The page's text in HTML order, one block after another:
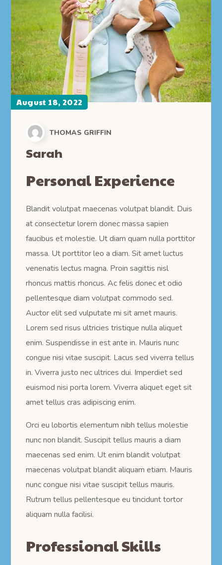
August 18, 2022
THOMAS GRIFFIN
Sarah
Personal Experience
Blandit volutpat maecenas volutpat blandit. Duis
at consectetur lorem donec massa sapien
faucibus et molestie. Ut diam quam nulla porttitor
massa. Ut porttitor leo a diam. Sit amet luctus
venenatis lectus magna. Proin sagittis nisl
rhoncus mattis rhoncus. Ac felis donec et odio
pellentesque diam volutpat commodo sed.
Auctor elit sed vulputate mi sit amet mauris.
Lorem sed risus ultricies tristique nulla aliquet
enim. Suspendisse in est ante in. Mauris nunc
congue nisi vitae suscipit. Lacus sed viverra tellus
in. Viverra justo nec ultrices dui. Imperdiet sed
euismod nisi porta lorem. Viverra aliquet eget sit
amet tellus cras adipiscing enim.
Orci eu lobortis elementum nibh tellus molestie
nunc non blandit. Suscipit tellus mauris a diam
maecenas sed enim. Ut enim blandit volutpat
maecenas volutpat blandit aliquam etiam. Mauris
nunc congue nisi vitae suscipit tellus mauris.
Rutrum tellus pellentesque eu tincidunt tortor
aliquam nulla facilisi.
Professional Skills